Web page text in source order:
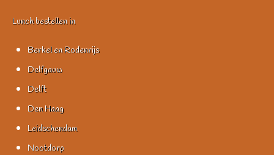
Lunch bestellen in
Berkel en Rodenrijs
Delfgauw
Delft
Den Haag
Leidschendam
Nootdorp